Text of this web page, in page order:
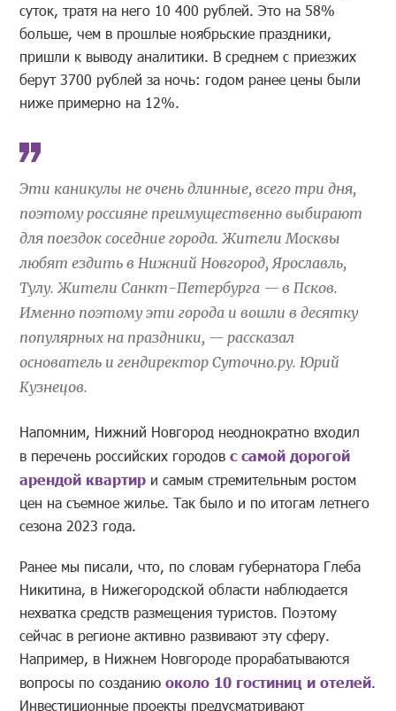
суток, тратя на него 10 400 рублей. Это на 58%
больше, чем в прошлые ноябрьские праздники,
пришли к выводу аналитики. В среднем с приезжих
берут 3700 рублей за ночь: годом ранее цены были
ниже примерно на 12%.
Эти каникулы не очень длинные, всего три дня,
поэтому россияне преимущественно выбирают
для поездок соседние города. Жители Москвы
любят ездить в Нижний Новгород, Ярославль,
Тулу. Жители Санкт-Петербурга — в Псков.
Именно поэтому эти города и вошли в десятку
популярных на праздники, — рассказал
основатель и гендиректор Суточно.ру. Юрий
Кузнецов.
Напомним, Нижний Новгород неоднократно входил
в перечень российских городовс самой дорогой
арендой квартир и самым стремительным ростом
цен на съемное жилье. Так было и по итогам летнего
сезона 2023 года.
Ранее мы писали, что, по словам губернатора Глеба
Никитина, в Нижегородской области наблюдается
нехватка средств размещения туристов. Поэтому
сейчас в регионе активно развивают эту сферу.
Например, в Нижнем Новгороде прорабатываются
вопросы по созданиюоколо 10 гостиниц и отелей.
Инвестиционные проекты предусматривают